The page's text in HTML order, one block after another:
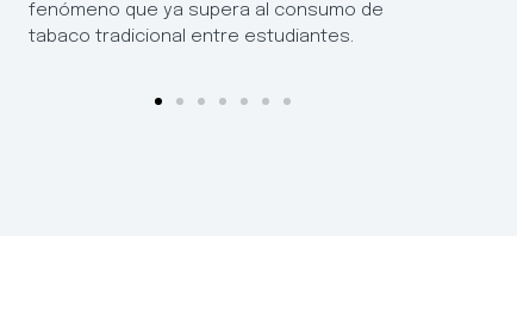
fenómeno que ya supera al consumo de
tabaco tradicional entre estudiantes.